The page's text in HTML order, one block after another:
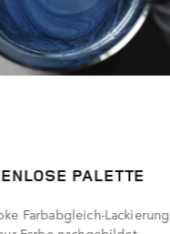
PALETTE
Farbabgleich-Lackierung